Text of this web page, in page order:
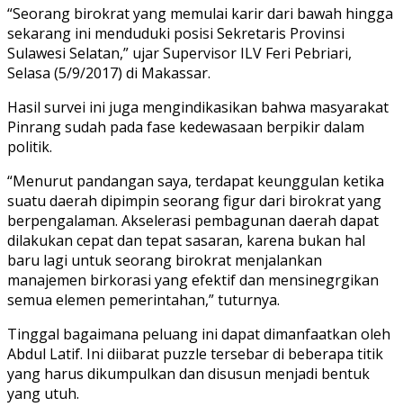
“Seorang birokrat yang memulai karir dari bawah hingga
sekarang ini menduduki posisi Sekretaris Provinsi
Sulawesi Selatan,” ujar Supervisor ILV Feri Pebriari,
Selasa (5/9/2017) di Makassar.
Hasil survei ini juga mengindikasikan bahwa masyarakat
Pinrang sudah pada fase kedewasaan berpikir dalam
politik.
“Menurut pandangan saya, terdapat keunggulan ketika
suatu daerah dipimpin seorang figur dari birokrat yang
berpengalaman. Akselerasi pembagunan daerah dapat
dilakukan cepat dan tepat sasaran, karena bukan hal
baru lagi untuk seorang birokrat menjalankan
manajemen birkorasi yang efektif dan mensinegrgikan
semua elemen pemerintahan,” tuturnya.
Tinggal bagaimana peluang ini dapat dimanfaatkan oleh
Abdul Latif. Ini diibarat puzzle tersebar di beberapa titik
yang harus dikumpulkan dan disusun menjadi bentuk
yang utuh.